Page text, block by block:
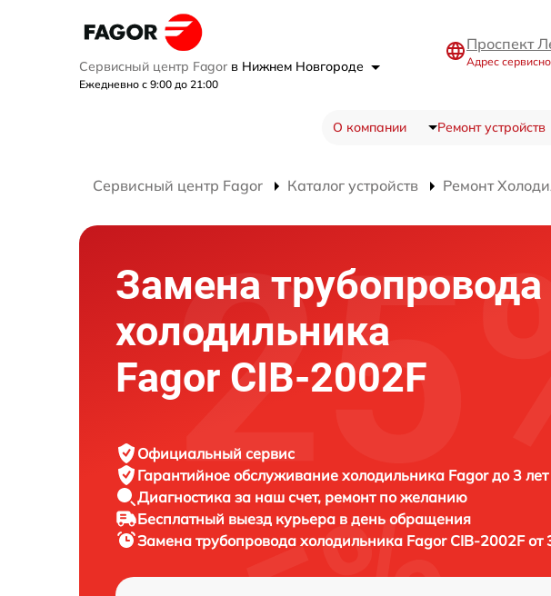
Сервисный центр Fagor в Нижнем Новгороде
Ежедневно с 9:00 до 21:00
Проспект
Адрес
О компании Ремонт устройств
Сервисный центр Fagor Каталог устройств Ремонт
Замена трубопровода
холодильника
Fagor CIB-2002F
Официальный сервис
Гарантийное обслуживание холодильника Fagor до 3 лет
Диагностика за наш счет, ремонт по желанию
Бесплатный выезд курьера в день обращения
Замена трубопровода холодильника Fagor CIB-2002F от